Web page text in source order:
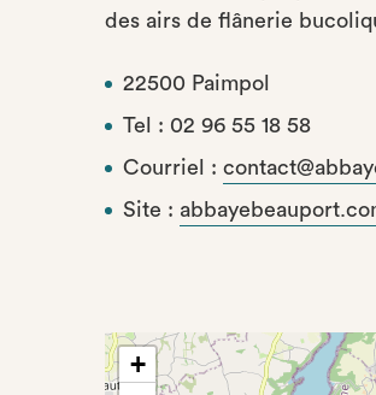
des airs de flânerie
22500 Paimpol
Tel : 02 96 55 18 58
Courriel :
Site :
+